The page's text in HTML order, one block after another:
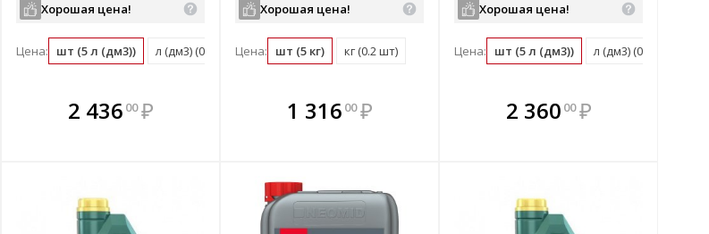
В комплекте
всегда выгоднее!
Хорошая цена!
Цена: шт (5 л (дм3)) л (дм3) (0.2 шт)
2 436 00 ₽
В комплекте
всегда выгоднее!
Хорошая цена!
Цена: шт (5 кг) кг (0.2 шт)
В комплекте
всегда выгоднее!
1 316 00 ₽
В комплекте
всегда выгоднее!
Хорошая цена!
Цена: шт (5 л (дм3)) л (дм3) (0.2 шт)
В комплекте
всегда выгоднее!
2 360 00 ₽